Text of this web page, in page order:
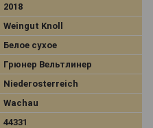
2018
Weingut Knoll
Белое сухое
Грюнер Вельтлинер
Niederosterreich
Wachau
44331